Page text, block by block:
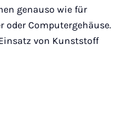
genauso wie für
oder Computergehäuse.
von Kunststoff